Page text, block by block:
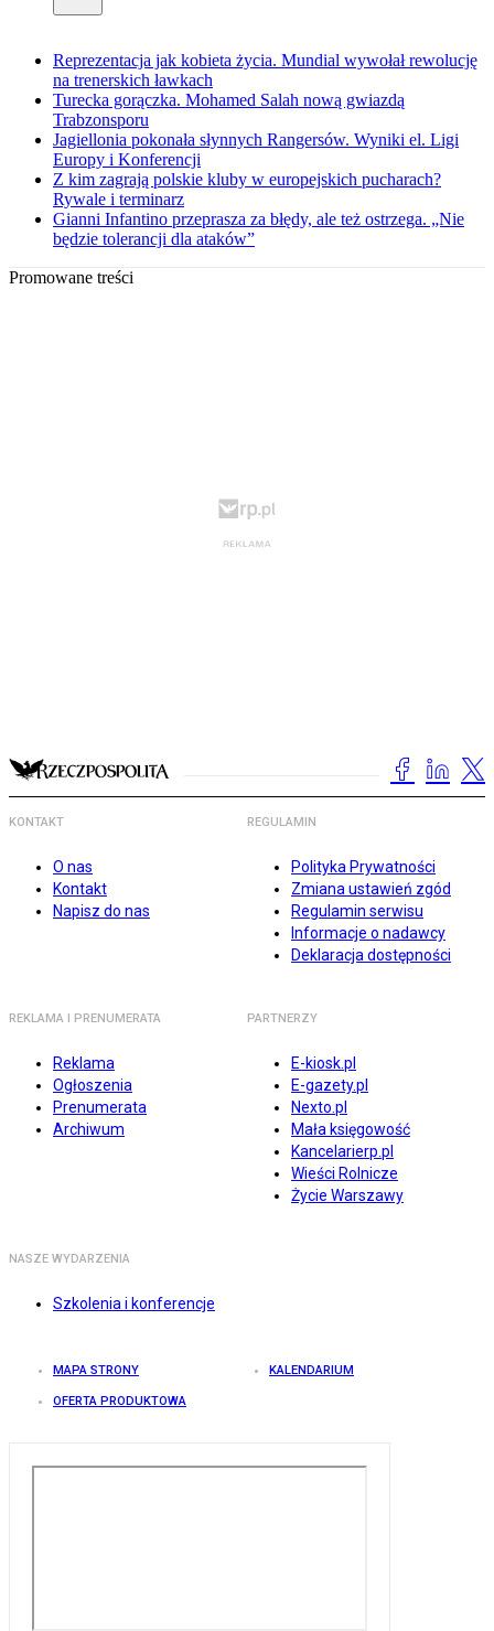
Reprezentacja jak kobieta życia. Mundial wywołał rewolucję
na trenerskich ławkach
Turecka gorączka. Mohamed Salah nową gwiazdą
Trabzonsporu
Jagiellonia pokonała słynnych Rangersów. Wyniki el. Ligi
Europy i Konferencji
Z kim zagrają polskie kluby w europejskich pucharach?
Rywale i terminarz
Gianni Infantino przeprasza za błędy, ale też ostrzega. „Nie
będzie tolerancji dla ataków”
Promowane treści
KONTAKT
O nas
Kontakt
Napisz do nas
REGULAMIN
Polityka Prywatności
Zmiana ustawień zgód
Regulamin serwisu
Informacje o nadawcy
Deklaracja dostępności
REKLAMA I PRENUMERATA
Reklama
Ogłoszenia
Prenumerata
Archiwum
PARTNERZY
E-kiosk.pl
E-gazety.pl
Nexto.pl
Mała księgowość
Kancelarierp.pl
Wieści Rolnicze
Życie Warszawy
NASZE WYDARZENIA
Szkolenia i konferencje
MAPA STRONY KALENDARIUM
OFERTA PRODUKTOWA